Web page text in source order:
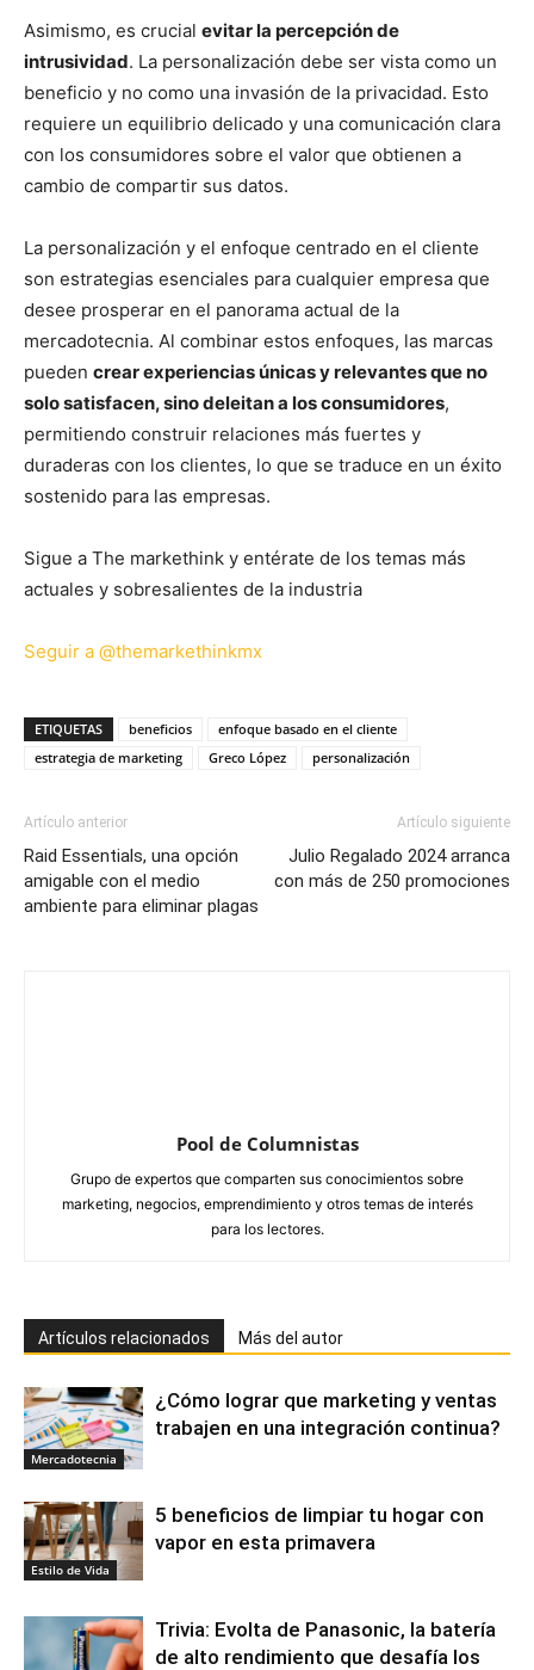
Asimismo, es crucial evitar la percepción de
intrusividad. La personalización debe ser vista como un
beneficio y no como una invasión de la privacidad. Esto
requiere un equilibrio delicado y una comunicación clara
con los consumidores sobre el valor que obtienen a
cambio de compartir sus datos.
La personalización y el enfoque centrado en el cliente
son estrategias esenciales para cualquier empresa que
desee prosperar en el panorama actual de la
mercadotecnia. Al combinar estos enfoques, las marcas
pueden crear experiencias únicas y relevantes que no
solo satisfacen, sino deleitan a los consumidores,
permitiendo construir relaciones más fuertes y
duraderas con los clientes, lo que se traduce en un éxito
sostenido para las empresas.
Sigue a The markethink y entérate de los temas más
actuales y sobresalientes de la industria
Seguir a @themarkethinkmx
ETIQUETAS beneficios
enfoque basado en el cliente
estrategia de marketing
Greco López personalización
Artículo anterior
Raid Essentials, una opción
amigable con el medio
ambiente para eliminar plagas
Artículo siguiente
Julio Regalado 2024 arranca
con más de 250 promociones
Pool de Columnistas
Grupo de expertos que comparten sus conocimientos sobre
marketing, negocios, emprendimiento y otros temas de interés
para los lectores.
Artículos relacionados Más del autor
Mercadotecnia
¿Cómo lograr que marketing y ventas
trabajen en una integración continua?
Estilo de Vida
5 beneficios de limpiar tu hogar con
vapor en esta primavera
Trivia: Evolta de Panasonic, la batería
de alto rendimiento que desafía los